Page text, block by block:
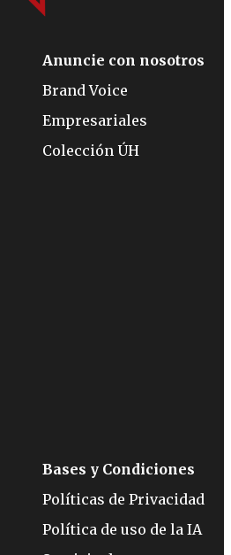
Anuncie con nosotros
Brand Voice
Empresariales
Colección ÚH
Bases y Condiciones
Políticas de Privacidad
Política de uso de la IA